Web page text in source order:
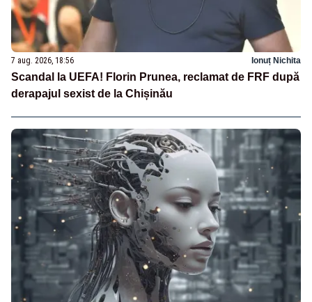
7 aug. 2026, 18:56 Ionuț Nichita
Scandal la UEFA! Florin Prunea, reclamat de FRF după
derapajul sexist de la Chișinău